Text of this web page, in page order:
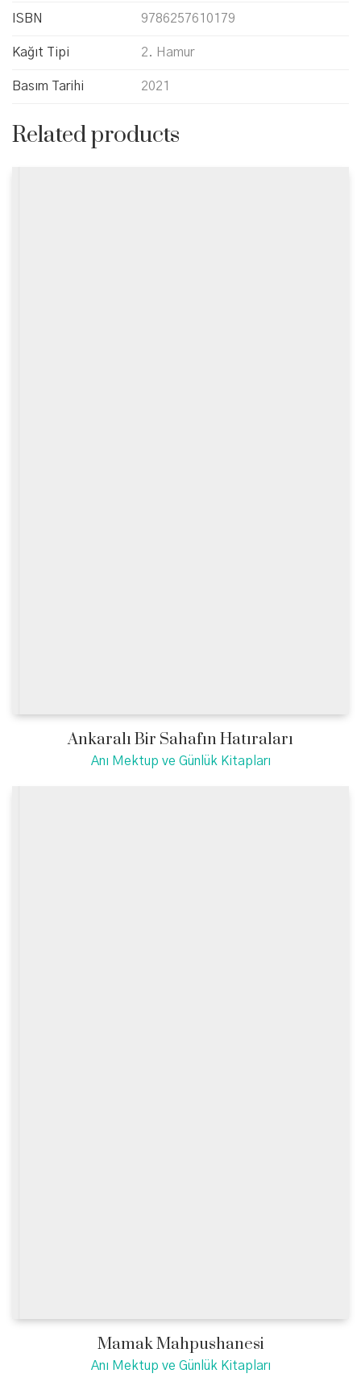
ISBN 9786257610179
Kağıt Tipi 2. Hamur
Basım Tarihi 2021
Related products
Ankaralı Bir Sahafın Hatıraları
Anı Mektup ve Günlük Kitapları
Mamak Mahpushanesi
Anı Mektup ve Günlük Kitapları